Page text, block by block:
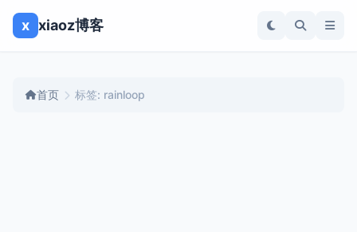
x xiaoz博客
首页 标签: rainloop